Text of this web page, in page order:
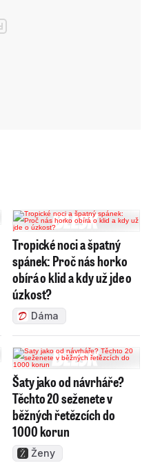
Tropické noci a špatný
spánek: Proč nás horko
obírá o klid a kdy už jde o
úzkost?
Dáma
Šaty jako od návrháře?
Těchto 20 seženete v
běžných řetězcích do
1000 korun
Ženy